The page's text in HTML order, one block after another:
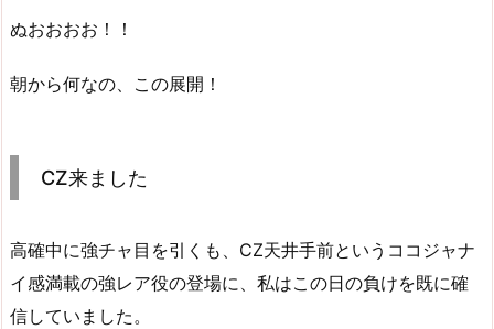
ぬおおおお！！
朝から何なの、この展開！
CZ来ました
高確中に強チャ目を引くも、CZ天井手前というココジャナ
イ感満載の強レア役の登場に、私はこの日の負けを既に確
信していました。